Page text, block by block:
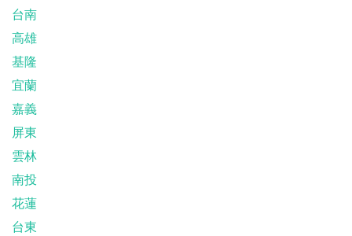
台南
高雄
基隆
宜蘭
嘉義
屏東
雲林
南投
花蓮
台東